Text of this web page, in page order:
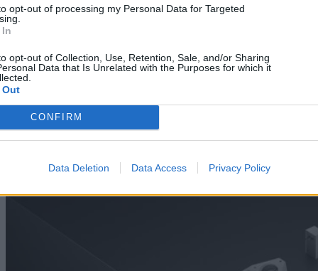
opt-out of processing my Personal Data for Targeted
opt-out of Collection, Use, Retention, Sale, and/or Sharing
Data that Is Unrelated with the Purposes for which it
CONFIRM
Data Deletion Data Access Privacy Policy
PC / Laptop
Τα Windows 11 δεν συστήνουν πλέον 32GB, αλλά η
Microsoft δεν πείθει
08/08/2026